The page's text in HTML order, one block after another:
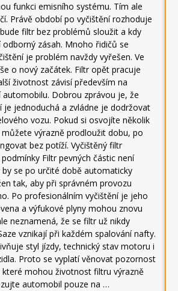
funkci emisního systému. Tím ale
Právě období po vyčištění rozhoduje
filtr bez problémů sloužit a kdy
zásah. Mnoho řidičů se
je problém navždy vyřešen. Ve
o nový začátek. Filtr opět pracuje
životnost závisí především na
automobilu. Dobrou zprávou je, že
je jednoduchá a zvládne je dodržovat
vozu. Pokud si osvojíte několik
výrazně prodloužit dobu, po
bez potíží. Vyčištěný filtr
Filtr pevných částic není
se po určité době automaticky
tak, aby při správném provozu
Po profesionálním vyčištění je jeho
a výfukové plyny mohou znovu
neznamená, že se filtr už nikdy
vznikají při každém spalování nafty.
styl jízdy, technický stav motoru i
Proto se vyplatí věnovat pozornost
které mohou životnost filtru výrazně
automobil pouze na …